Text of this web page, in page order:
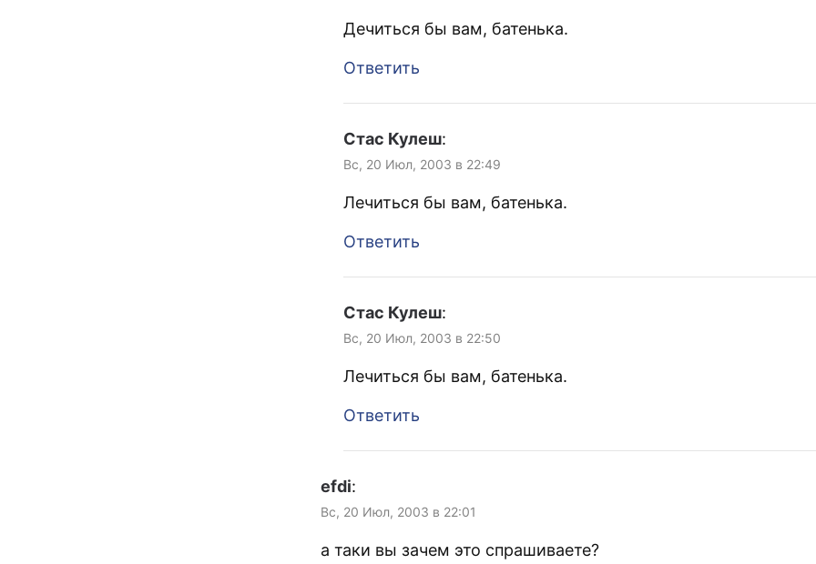
Дечиться бы вам, батенька.
Ответить
Стас Кулеш:
Вс, 20 Июл, 2003 в 22:49
Лечиться бы вам, батенька.
Ответить
Стас Кулеш:
Вс, 20 Июл, 2003 в 22:50
Лечиться бы вам, батенька.
Ответить
efdi:
Вс, 20 Июл, 2003 в 22:01
а таки вы зачем это спрашиваете?